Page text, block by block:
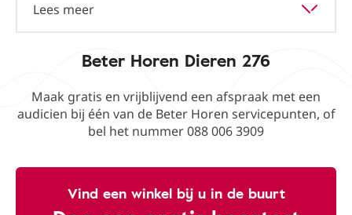
Lees meer
Beter Horen Dieren 276
Maak gratis en vrijblijvend een afspraak met een
audicien bij één van de Beter Horen servicepunten, of
bel het nummer 088 006 3909
Vind een winkel bij u in de buurt